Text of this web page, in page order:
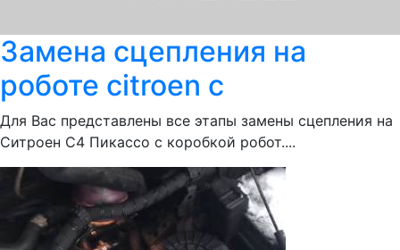
Замена сцепления на
роботе citroen c
Для Вас представлены все этапы замены сцепления на
Ситроен С4 Пикассо с коробкой робот....